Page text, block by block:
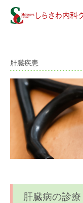
肝臓疾患
肝臓病の診療